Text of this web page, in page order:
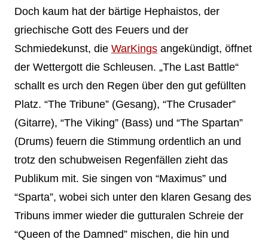
Doch kaum hat der bärtige Hephaistos, der
griechische Gott des Feuers und der
Schmiedekunst, die WarKingsangekündigt, öffnet
der Wettergott die Schleusen. „The Last Battle“
schallt es urch den Regen über den gut gefüllten
Platz. “The Tribune” (Gesang), “The Crusader”
(Gitarre), “The Viking” (Bass) und “The Spartan”
(Drums) feuern die Stimmung ordentlich an und
trotz den schubweisen Regenfällen zieht das
Publikum mit. Sie singen von “Maximus” und
“Sparta”, wobei sich unter den klaren Gesang des
Tribuns immer wieder die gutturalen Schreie der
“Queen of the Damned” mischen, die hin und